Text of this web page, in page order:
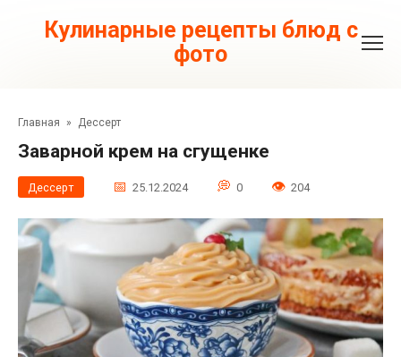
контентуКулинарные рецепты блюд с
фото
Главная » Дессерт
Заварной крем на сгущенке
Дессерт 25.12.2024 0 204